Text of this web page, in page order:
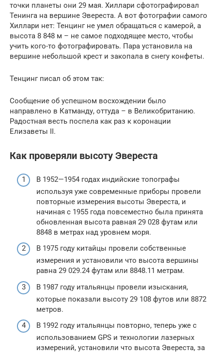
точки планеты они 29 мая. Хиллари сфотографировал
Тенинга на вершине Эвереста. А вот фотографии самого
Хиллари нет: Тенцинг не умел обращаться с камерой, а
высота 8 848 м – не самое подходящее место, чтобы
учить кого-то фотографировать. Пара установила на
вершине небольшой крест и закопала в снегу конфеты.
Тенцинг писал об этом так:
Сообщение об успешном восхождении было
направлено в Катманду, оттуда – в Великобританию.
Радостная весть поспела как раз к коронации
Елизаветы II.
Как проверяли высоту Эвереста
В 1952—1954 годах индийские топографы
используя уже современные приборы провели
повторные измерения высоты Эвереста, и
начиная с 1955 года повсеместно была принята
обновленная высота равная 29 028 футам или
8848 в метрах над уровнем моря.
В 1975 году китайцы провели собственные
измерения и установили что высота вершины
равна 29 029.24 футам или 8848.11 метрам.
В 1987 году итальянцы провели изыскания,
которые показали высоту 29 108 футов или 8872
метров.
В 1992 году итальянцы повторно, теперь уже с
использованием GPS и технологии лазерных
измерений, установили что высота Эвереста, за